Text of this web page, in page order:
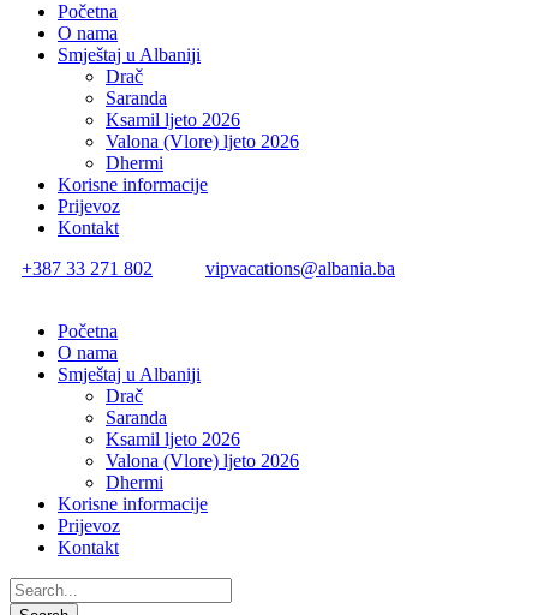
Početna
O nama
Smještaj u Albaniji
Drač
Saranda
Ksamil ljeto 2026
Valona (Vlore) ljeto 2026
Dhermi
Korisne informacije
Prijevoz
Kontakt
+387 33 271 802
vipvacations@albania.ba
Početna
O nama
Smještaj u Albaniji
Drač
Saranda
Ksamil ljeto 2026
Valona (Vlore) ljeto 2026
Dhermi
Korisne informacije
Prijevoz
Kontakt